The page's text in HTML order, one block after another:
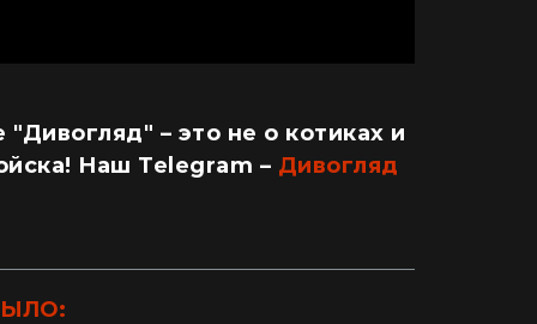
– это не о котиках и
Наш Telegram – Дивогляд